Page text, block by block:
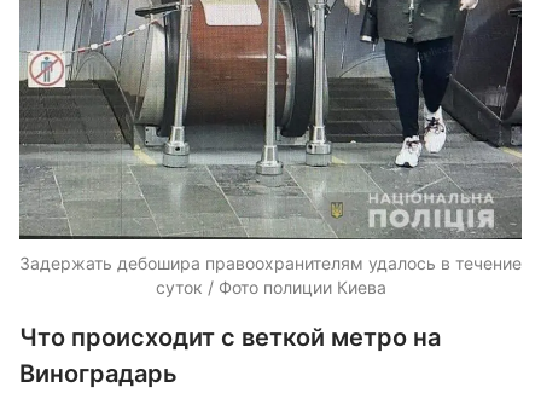
Задержать дебошира правоохранителям удалось в течение
суток / Фото полиции Киева
Что происходит с веткой метро на
Виноградарь